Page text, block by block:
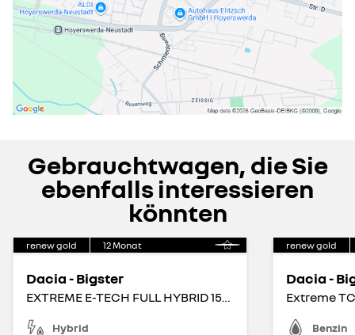
Gebrauchtwagen, die Sie
ebenfalls interessieren
könnten
renew gold 12Monat
Dacia - Bigster
EXTREME E-TECH FULL HYBRID 155 - AHK ABNEHMBAR
Hybrid
renew gold
Dacia -
Benzin